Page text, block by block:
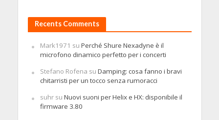
Recents Comments
Mark1971 su Perché Shure Nexadyne è il
microfono dinamico perfetto per i concerti
Stefano Rofena su Damping: cosa fanno i bravi
chitarristi per un tocco senza rumoracci
suhrsu Nuovi suoni per Helix e HX: disponibile il
firmware 3.80